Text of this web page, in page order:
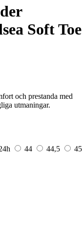
Soft Toe
och prestanda med
utmaningar.
44 44,5
45